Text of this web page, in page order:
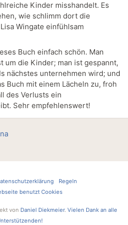
Kinder misshandelt. Es
wie schlimm dort die
Wingate einfühlsam
Buch einfach schön. Man
um die Kinder; man ist gespannt,
nächstes unternehmen wird; und
Buch mit einem Lächeln zu, froh
des Verlusts ein
Sehr empfehlenswert!
Regeln
benutzt Cookies
von Daniel Diekmeier. Vielen Dank an alle